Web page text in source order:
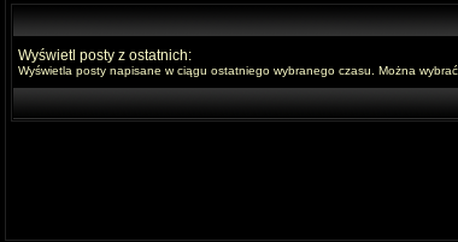
Wyświetl posty z ostatnich:
Wyświetla posty napisane w ciągu ostatniego wybranego czasu. Można